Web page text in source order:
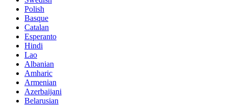
Polish
Basque
Catalan
Esperanto
Hindi
Lao
Albanian
Amharic
Armenian
Azerbaijani
Belarusian